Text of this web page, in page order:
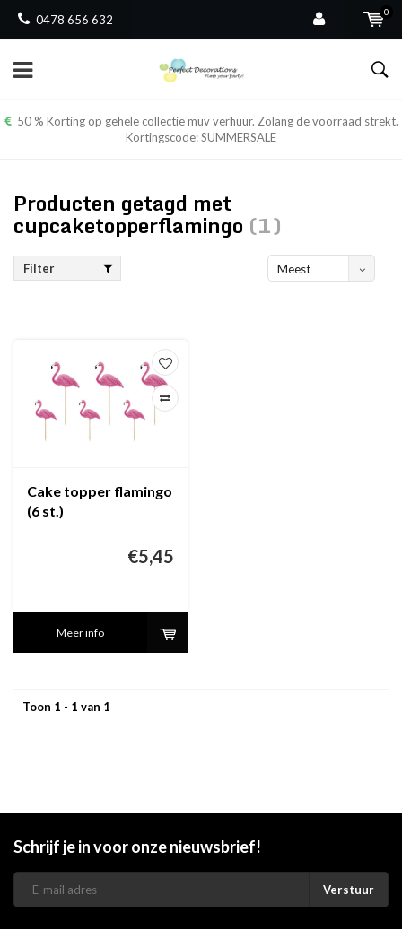
0478 656 632
0
50 % Korting op gehele collectie muv verhuur. Zolang de voorraad strekt.
Kortingscode: SUMMERSALE
Producten getagd met
cupcaketopperflamingo (1)
Filter
Meest
Cake topper flamingo
(6 st.)
€5,45
Meer info
Toon 1 - 1 van 1
Schrijf je in voor onze nieuwsbrief!
Verstuur